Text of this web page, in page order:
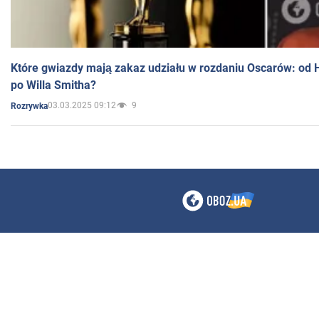
Które gwiazdy mają zakaz udziału w rozdaniu Oscarów: od
po Willa Smitha?
Rozrywka03.03.2025 09:12 9